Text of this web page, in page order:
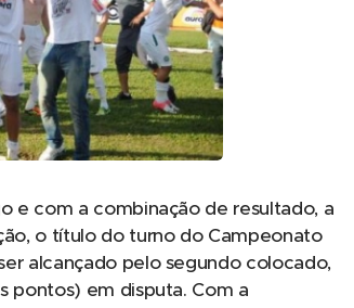
e com a combinação de resultado, a
o título do turno do Campeonato
alcançado pelo segundo colocado,
pontos) em disputa. Com a